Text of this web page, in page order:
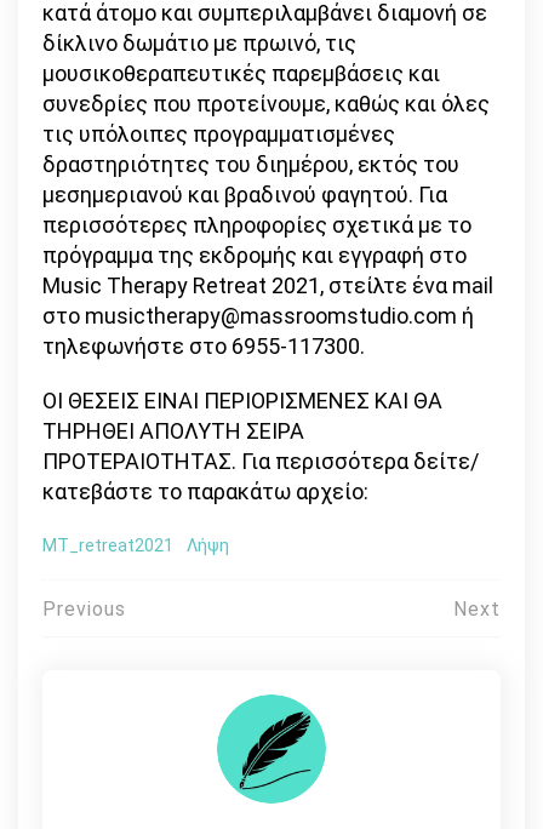
κατά άτομο και συμπεριλαμβάνει διαμονή σε
δίκλινο δωμάτιο με πρωινό, τις
μουσικοθεραπευτικές παρεμβάσεις και
συνεδρίες που προτείνουμε, καθώς και όλες
τις υπόλοιπες προγραμματισμένες
δραστηριότητες του διημέρου, εκτός του
μεσημεριανού και βραδινού φαγητού. Για
περισσότερες πληροφορίες σχετικά με το
πρόγραμμα της εκδρομής και εγγραφή στο
Music Therapy Retreat 2021, στείλτε ένα mail
στο musictherapy@massroomstudio.com ή
τηλεφωνήστε στο 6955-117300.
ΟΙ ΘΕΣΕΙΣ ΕΙΝΑΙ ΠΕΡΙΟΡΙΣΜΕΝΕΣ ΚΑΙ ΘΑ
ΤΗΡΗΘΕΙ ΑΠΟΛΥΤΗ ΣΕΙΡΑ
ΠΡΟΤΕΡΑΙΟΤΗΤΑΣ. Για περισσότερα δείτε/
κατεβάστε το παρακάτω αρχείο:
MT_retreat2021 Λήψη
Πλοήγηση
Previous Next